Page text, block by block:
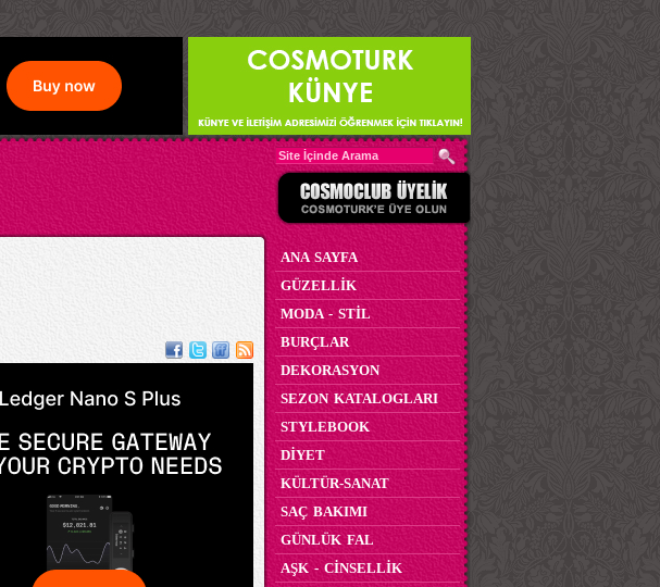
ANA SAYFA
GÜZELLİK
MODA - STİL
BURÇLAR
DEKORASYON
SEZON KATALOGLARI
STYLEBOOK
DİYET
KÜLTÜR-SANAT
SAÇ BAKIMI
GÜNLÜK FAL
AŞK - CİNSELLİK